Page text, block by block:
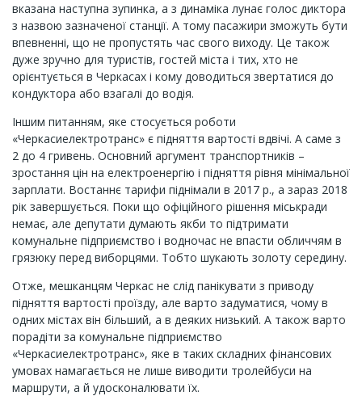
вказана наступна зупинка, а з динаміка лунає голос диктора
з назвою зазначеної станції. А тому пасажири зможуть бути
впевненні, що не пропустять час свого виходу. Це також
дуже зручно для туристів, гостей міста і тих, хто не
орієнтується в Черкасах і кому доводиться звертатися до
кондуктора або взагалі до водія.
Іншим питанням, яке стосується роботи
«Черкасиелектротранс» є підняття вартості вдвічі. А саме з
2 до 4 гривень. Основний аргумент транспортників –
зростання цін на електроенергію і підняття рівня мінімальної
зарплати. Востаннє тарифи піднімали в 2017 р., а зараз 2018
рік завершується. Поки що офіційного рішення міськради
немає, але депутати думають якби то підтримати
комунальне підприємство і водночас не впасти обличчям в
грязюку перед виборцями. Тобто шукають золоту середину.
Отже, мешканцям Черкас не слід панікувати з приводу
підняття вартості проїзду, але варто задуматися, чому в
одних містах він більший, а в деяких низький. А також варто
порадіти за комунальне підприємство
«Черкасиелектротранс», яке в таких складних фінансових
умовах намагається не лише виводити тролейбуси на
маршрути, а й удосконалювати їх.